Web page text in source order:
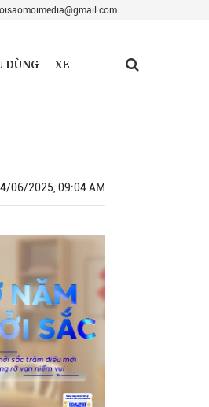
DÙNG XE
06/2025, 09:04 AM